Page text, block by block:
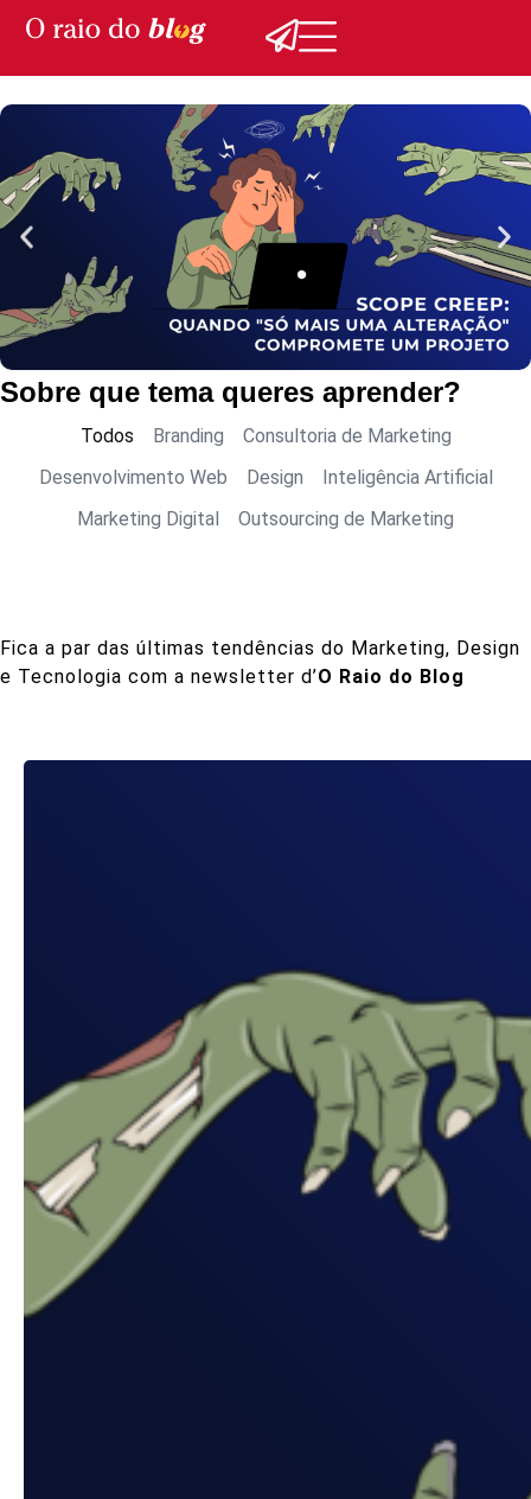
Sobre que tema queres aprender?
Branding
Consultoria de Marketing
Desenvolvimento Web
Design
Inteligência Artificial
Marketing Digital
Outsourcing de Marketing
Todos
Fica a par das últimas tendências do Marketing, Design
e Tecnologia com a newsletter d’O Raio do Blog